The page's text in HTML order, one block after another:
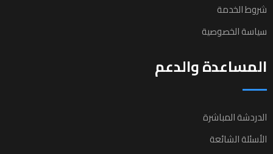
شروط الخدمة
سياسة الخصوصية
المساعدة والدعم
الدردشة المباشرة
الأسئلة الشائعة